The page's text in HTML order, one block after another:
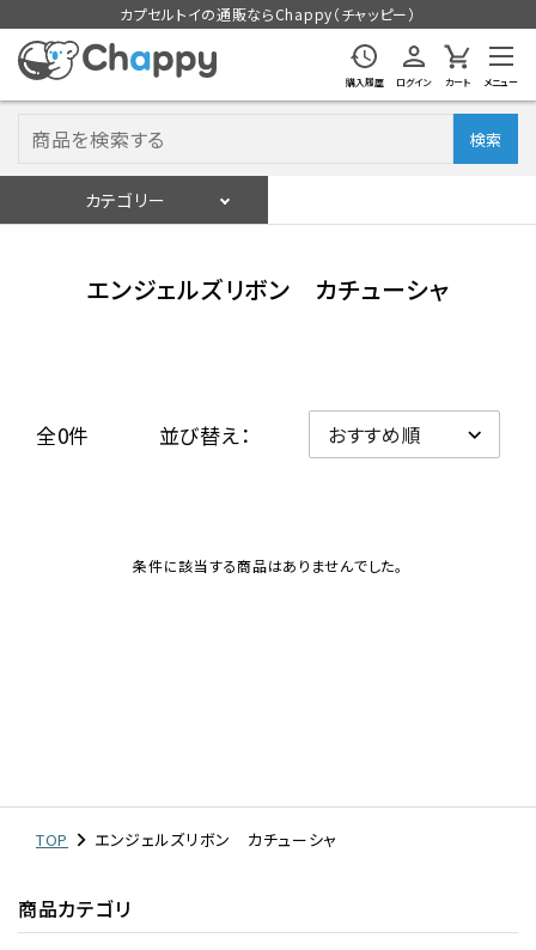
カプセルトイの通販ならChappy（チャッピー）
購入履歴 ログイン カート メニュー
検索
カテゴリー
よくあるご質問
エンジェルズリボン カチューシャ
全0件 並び替え：
条件に該当する商品はありませんでした。
TOP エンジェルズリボン カチューシャ
商品カテゴリ